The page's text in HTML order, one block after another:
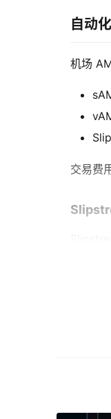
自动
机场
交易费
倍更
励 LP
减，但